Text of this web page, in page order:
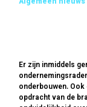
Er zijn inmiddels
onderbouwen.
opdracht van de